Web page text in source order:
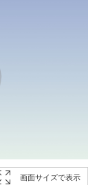
画面サイズで表示